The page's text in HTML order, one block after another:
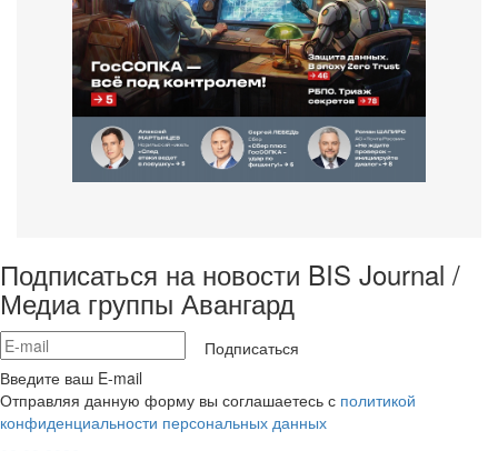
Подписаться на новости BIS Journal /
Медиа группы Авангард
Подписаться
Введите ваш E-mail
Отправляя данную форму вы соглашаетесь с политикой
конфиденциальности персональных данных